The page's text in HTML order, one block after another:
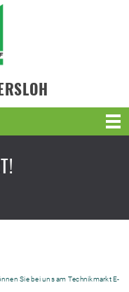
Sie bei uns am Technikmarkt E-